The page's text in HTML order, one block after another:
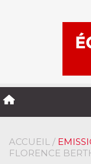
ACCUEIL /
FLORENCE